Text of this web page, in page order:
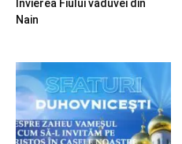
Învierea Fiului văduvei din
Nain